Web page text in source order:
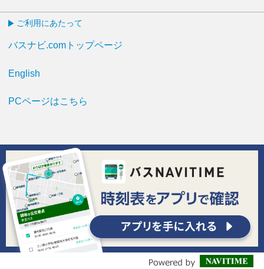
ご利用にあたって
バスナビ.comトップページ
English
PCページはこちら